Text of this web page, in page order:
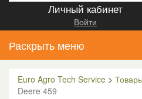
Личный кабинет
Войти
Раскрыть меню
Euro Agro Tech Service >
Deere 459